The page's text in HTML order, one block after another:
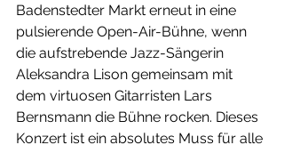
Badenstedter Markt erneut in eine
pulsierende Open-Air-Bühne, wenn
die aufstrebende Jazz-Sängerin
Aleksandra Lison gemeinsam mit
dem virtuosen Gitarristen Lars
Bernsmann die Bühne rocken. Dieses
Konzert ist ein absolutes Muss für alle